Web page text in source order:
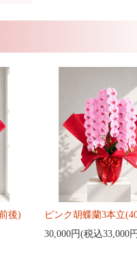
後)
ピンク胡蝶蘭3本立
30,000円(税込33,000